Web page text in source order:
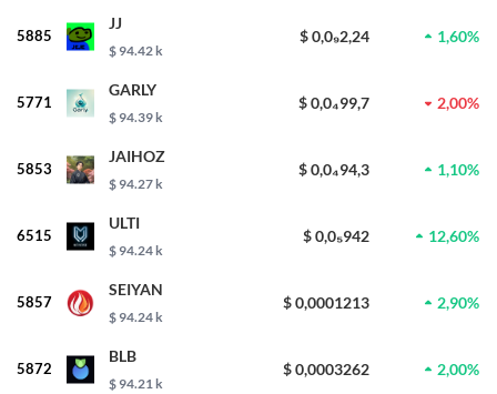
5885
JJ
$ 94.42 k
$ 0,0₉2,24 1,60%
5771
GARLY
$ 94.39 k
$ 0,0₄99,7 2,00%
5853
JAIHOZ
$ 94.27 k
$ 0,0₄94,3 1,10%
6515
ULTI
$ 94.24 k
$ 0,0₅942 12,60%
5857
SEIYAN
$ 94.24 k
$ 0,0001213 2,90%
5872
BLB
$ 94.21 k
$ 0,0003262 2,00%